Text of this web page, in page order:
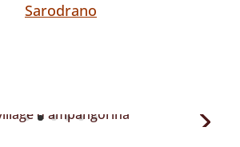
Sarodrano